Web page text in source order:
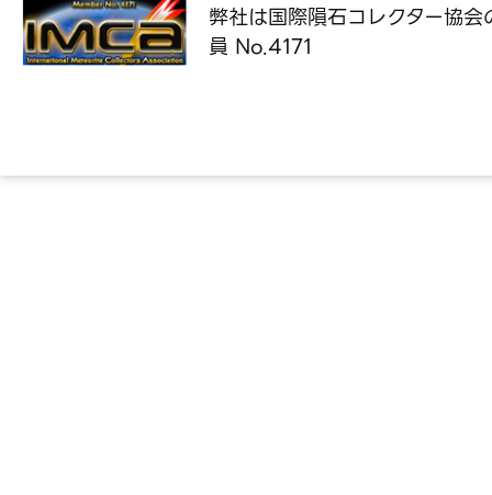
弊社は国際隕石コレクター協会
員 No.4171